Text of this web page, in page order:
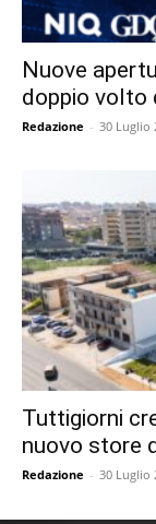
Nuove
doppio volto
Redazione - 30 Luglio
Tuttigiorni
nuovo store
Redazione - 30 Luglio